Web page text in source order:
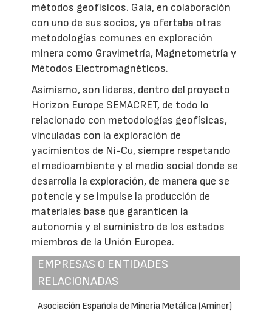
métodos geofísicos. Gaia, en colaboración
con uno de sus socios, ya ofertaba otras
metodologías comunes en exploración
minera como Gravimetría, Magnetometría y
Métodos Electromagnéticos.
Asimismo, son líderes, dentro del proyecto
Horizon Europe SEMACRET, de todo lo
relacionado con metodologías geofísicas,
vinculadas con la exploración de
yacimientos de Ni-Cu, siempre respetando
el medioambiente y el medio social donde se
desarrolla la exploración, de manera que se
potencie y se impulse la producción de
materiales base que garanticen la
autonomía y el suministro de los estados
miembros de la Unión Europea.
EMPRESAS O ENTIDADES
RELACIONADAS
Asociación Española de Minería Metálica (Aminer)